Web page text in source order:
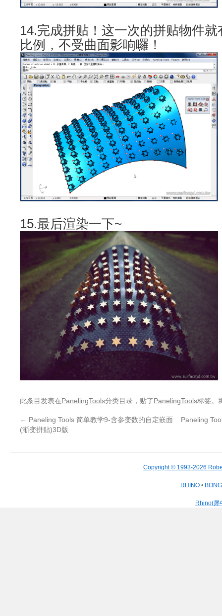
14.完成拼贴！这一次的拼贴物件
比例，不受曲面影响囉！
15.最后渲染一下~
此条目发表在PanelingTools分类目录，贴了PanelingTools标签。
← Paneling Tools 简单教学9-含参变数的自定嵌面
(渐变拼贴)3D版
Paneling
Copyright © 1993-2026
RHINO •
Rhino(犀